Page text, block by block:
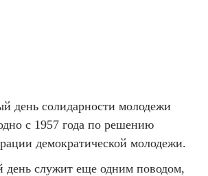
день солидарности молодежи
с 1957 года по решению
демократической молодежи.
день служит еще одним поводом,